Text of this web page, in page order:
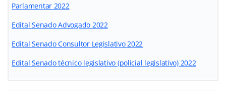
Parlamentar 2022
Edital Senado Advogado 2022
Edital Senado Consultor Legislativo 2022
Edital Senado técnico legislativo (policial legislativo) 2022